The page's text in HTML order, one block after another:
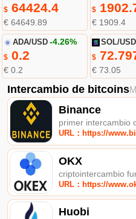
$64424.4
€ 64649.89
$
€ 1909.4
ADA/USD -4.26%
$0.2
€ 0.2
SOL/USD
$
€ 73.05
Intercambio de bitcoins
Binance
primer intercambio
URL：https://
OKX
criptointercambio
URL：https://
Huobi